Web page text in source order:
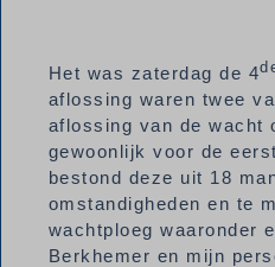
Het was zaterdag de 4
aflossing waren twee
aflossing van de wacht
gewoonlijk voor de
bestond deze uit 18
omstandigheden en te
wachtploeg waaronder
Berkhemer en mijn